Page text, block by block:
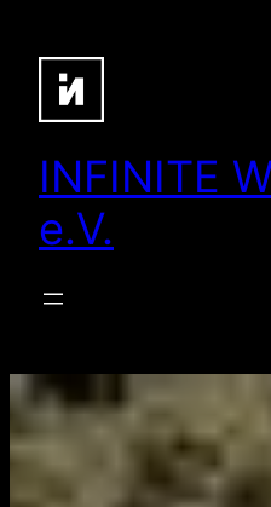
Inhalt
springen
INFINITE
e.V.